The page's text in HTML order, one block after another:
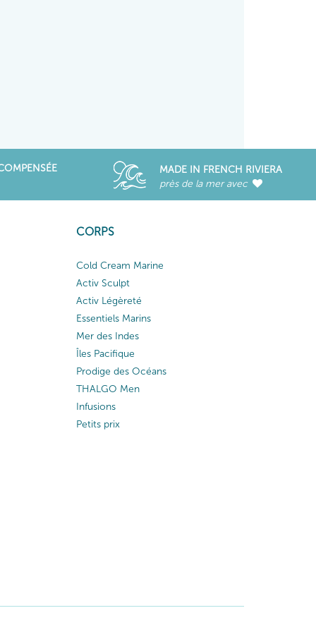
MADE IN FRENCH RIVIERA
près de la mer avec
CORPS
Cold Cream Marine
Activ Sculpt
Activ Légèreté
Essentiels Marins
Mer des Indes
Îles Pacifique
Prodige des Océans
THALGO Men
Infusions
Petits prix